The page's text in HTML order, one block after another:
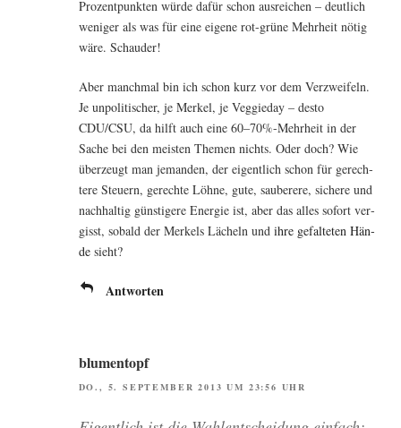
Pro­zent­punk­ten wür­de dafür schon aus­rei­chen – deut­lich
weni­ger als was für eine eige­ne rot-grü­ne Mehr­heit nötig
wäre. Schauder!
Aber manch­mal bin ich schon kurz vor dem Ver­zwei­feln.
Je unpo­li­ti­scher, je Mer­kel, je Veggie­day – des­to
CDU/CSU, da hilft auch eine 60–70%-Mehrheit in der
Sache bei den meis­ten The­men nichts. Oder doch? Wie
über­zeugt man jeman­den, der eigent­lich schon für gerech­
te­re Steu­ern, gerech­te Löh­ne, gute, sau­be­re­re, siche­re und
nach­hal­tig güns­ti­ge­re Ener­gie ist, aber das alles sofort ver­
gisst, sobald der Mer­kels Lächeln und ihre gefal­te­ten Hän­
desieht?
Antworten
blumentopf
DO., 5. SEPTEMBER 2013 UM 23:56 UHR